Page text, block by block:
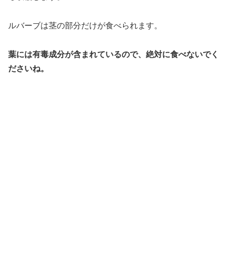
ルバーブは茎の部分だけが食べられます。
葉には有毒成分が含まれているので、絶対に食べないでく
ださいね。